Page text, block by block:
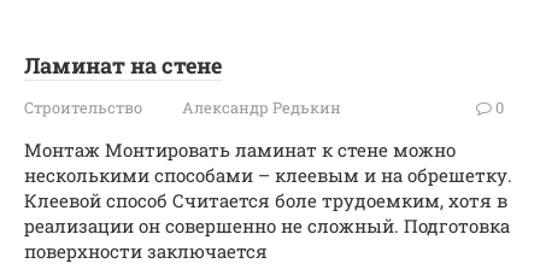
Ламинат на стене
Строительство Александр Редькин 0
Монтаж Монтировать ламинат к стене можно
несколькими способами – клеевым и на обрешетку.
Клеевой способ Считается боле трудоемким, хотя в
реализации он совершенно не сложный. Подготовка
поверхности заключается